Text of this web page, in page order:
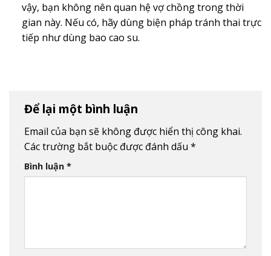
vậy, bạn không nên quan hệ vợ chồng trong thời
gian này. Nếu có, hãy dùng biện pháp tránh thai trực
tiếp như dùng bao cao su.
Để lại một bình luận
Email của bạn sẽ không được hiển thị công khai.
Các trường bắt buộc được đánh dấu *
Bình luận *